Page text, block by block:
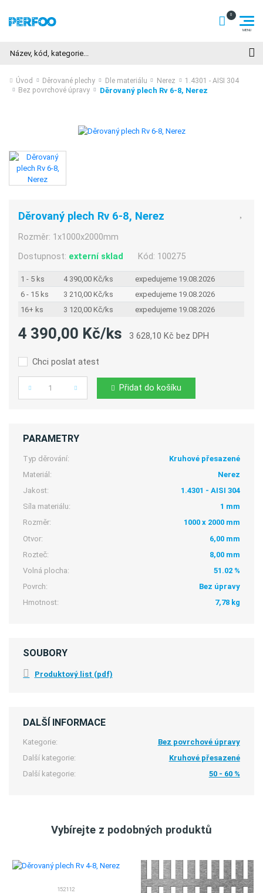
Úvod Děrované plechy Dle materiálu Nerez
1.4301 - AISI 304
Bez povrchové úpravy
Děrovaný plech Rv 6-8, Nerez
Děrovaný plech Rv 6-8, Nerez
Rozměr: 1x1000x2000mm
Dostupnost: externí sklad Kód: 100275
1 - 5 ks 4 390,00 Kč/ks
expedujeme 19.08.2026
6 - 15 ks
3 210,00 Kč/ks
expedujeme 19.08.2026
16+ ks
3 120,00 Kč/ks expedujeme 19.08.2026
4 390,00 Kč/ks 3 628,10 Kč bez DPH
Chci poslat atest
Počet Přidat do košíku
PARAMETRY
Typ děrování:
Kruhové přesazené
Materiál:
Nerez
Jakost:
1.4301 - AISI 304
Síla materiálu:
1 mm
Rozměr:
1000 x 2000 mm
Otvor:
6,00 mm
Rozteč:
8,00 mm
Volná plocha:
51.02 %
Povrch:
Bez úpravy
Hmotnost:
7,78 kg
SOUBORY
Produktový list (pdf)
DALŠÍ INFORMACE
Kategorie:
Bez povrchové úpravy
Další kategorie:
Kruhové přesazené
Další kategorie:
50 - 60 %
Vybírejte z podobných produktů
152112